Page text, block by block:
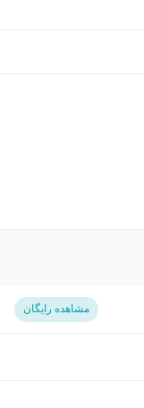
مشاهده رایگان